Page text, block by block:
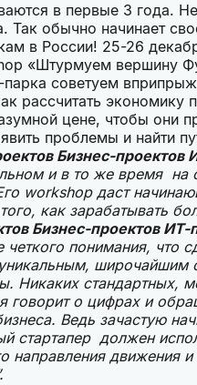
в первые 3 года. Не
обычно начинает
в России! 25-26
«Штурмуем вершину
советуем
рассчитать экономику
цене, чтобы они
проблемы и найти
Бизнес-
и в то же время на
workshop даст
как зарабатывать
Бизнес-проектов
четкого понимания, что
Никаких стандартных,
говорит о цифрах и
Ведь зачастую
стартапер должен
направления движения